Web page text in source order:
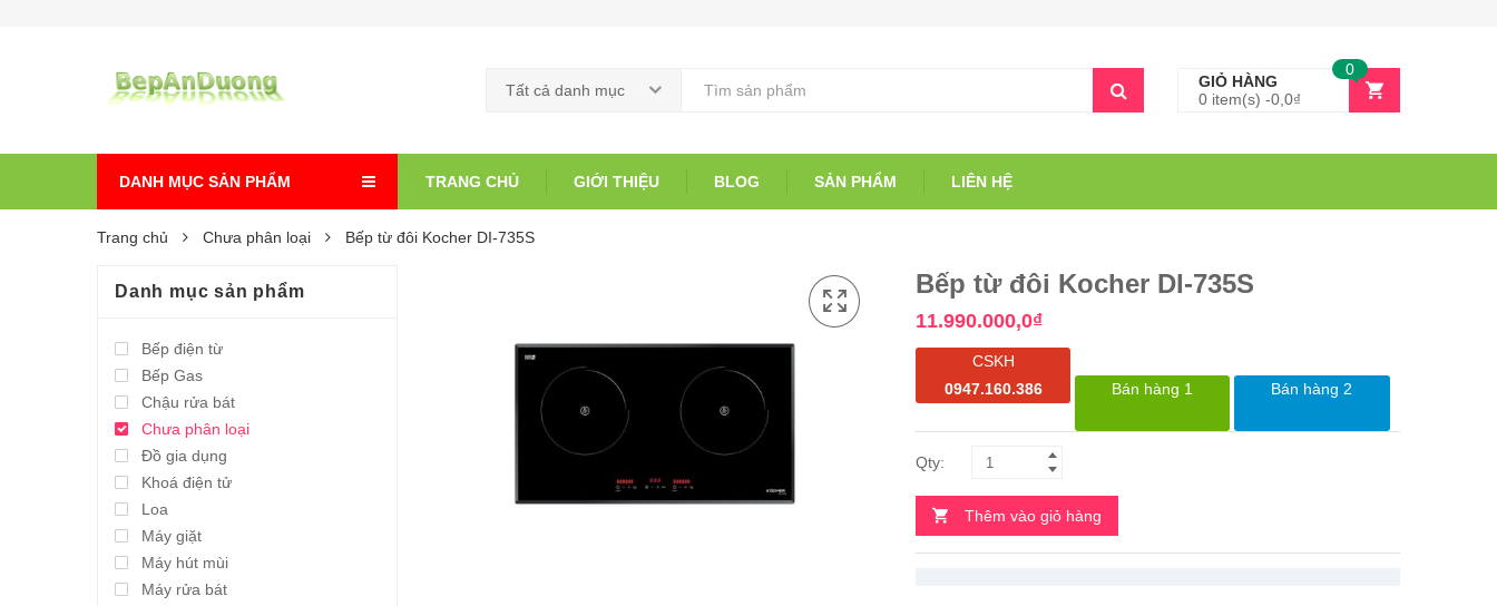
Tất cả danh mục
GIỎ HÀNG
0 item(s) -0,0₫
0
DANH MỤC SẢN PHẨM TRANG CHỦ GIỚI THIỆU BLOG SẢN PHẨM LIÊN HỆ
Trang chủ Chưa phân loại Bếp từ đôi Kocher DI-735S
Bếp từ đôi Kocher DI-735S
11.990.000,0₫
CSKH
0947.160.386
Bán hàng 1 Bán hàng 2
Thêm vào giỏ hàng
Danh mục sản phẩm
Bếp điện từ
Bếp Gas
Chậu rửa bát
Chưa phân loại
Đồ gia dụng
Khoá điện tử
Loa
Máy giặt
Máy hút mùi
Máy rửa bát